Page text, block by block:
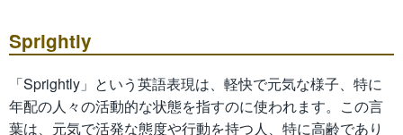
Sprightly
「Sprightly」という英語表現は、軽快で元気な様子、特に
年配の人々の活動的な状態を指すのに使われます。この言
葉は、元気で活発な態度や行動を持つ人、特に高齢であり